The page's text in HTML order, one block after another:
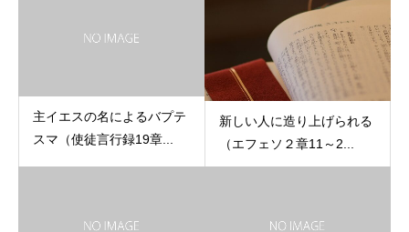
主イエスの名によるバプテ
スマ（使徒言行録19章...
新しい人に造り上げられる
（エフェソ２章11～2...